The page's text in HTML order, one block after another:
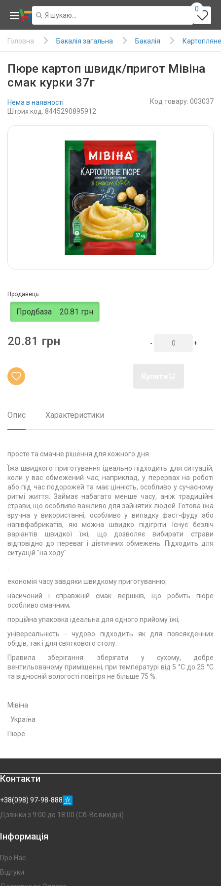
0
Головна Бакалія загальна Бакалія
Пюре картоп швидк/пригот Мівіна
смак курки 37г
Нема в наявності
Код товару: 003037
Штрих код: 8445290895912
Продавець:
Продбаза 20.81 грн
20.81 грн - +
Опис Характеристики
просте та смачне рішення для кожного дня.
Їжа швидкого приготування ідеально підходить для ситуацій,
коли у вас обмежений час, наприклад, у перервах на роботі
або під час подорожей та має цінність, особливо у сучасному
ритмі життя. Займає набагато менше часу, аніж традиційні
страви, що особливо важливо для зайнятих людей. Готова їжа
зручна у використанні, особливо у випадку фаст-фуду або
напівфабрикатів, які можна швидко підігріти. Існує безліч
варіантів швидкої їжі, що дозволяє вибирати страви
відповідно до переваг і дієтичних обмежень. Підходить для
ситуацій "на ходу".
:
економія часу завдяки швидкому приготуванню;
насичений і справжній смак вершків, що робить пюре
особливо смачним;
порційна упаковка ідеальна для одного прийому їжі;
універсальність - чудово підходить як для повсякденних
обідів, так і для святкового столу.
Правила зберігання: зберігати у сухому, добре
вентильованому приміщенні, при температурі від 5 °С до 25 °С
та відносній вологості повітря не більше 75 %.
Мівіна
Україна
Пюре
Контакти
+38(098) 97-98-888
Дзвінки з 9:00 до 18:00 (Сб-Вс вихідні)
Інформація
Про Нас
Відгуки